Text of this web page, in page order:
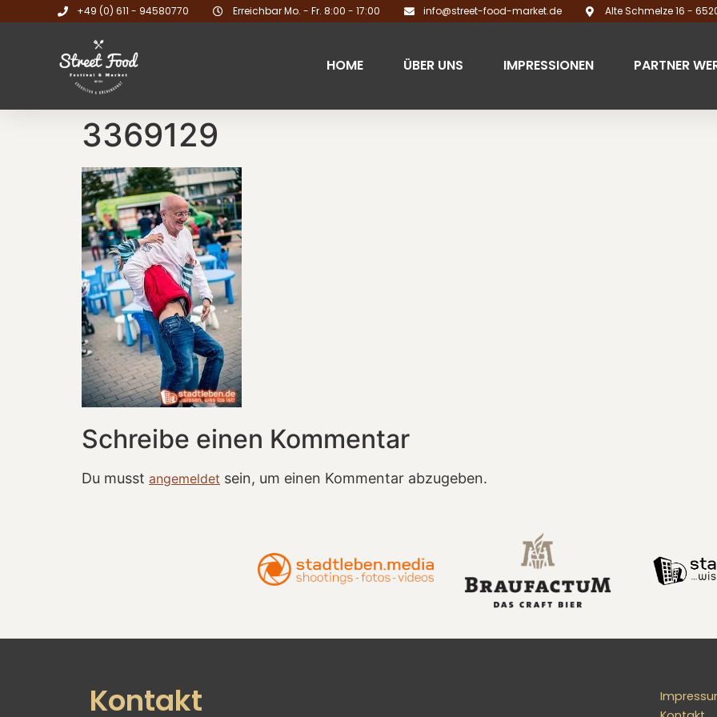
+49 (0) 611 - 94580770 Erreichbar Mo. - Fr. 8:00 - 17:00 info@street-food-market.de Alte Schmelze 16 -
HOME ÜBER UNS IMPRESSIONEN PARTNER
3369129
Schreibe einen Kommentar
Du musst angemeldet sein, um einen Kommentar abzugeben.
Kontakt